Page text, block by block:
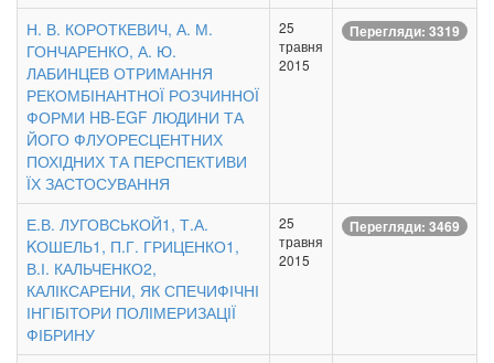
Н. В. КОРОТКЕВИЧ, А. М.
ГОНЧАРЕНКО, А. Ю.
ЛАБИНЦЕВ ОТРИМАННЯ
РЕКОМБІНАНТНОЇ РОЗЧИННОЇ
ФОРМИ HB-EGF ЛЮДИНИ ТА
ЙОГО ФЛУОРЕСЦЕНТНИХ
ПОХІДНИХ ТА ПЕРСПЕКТИВИ
ЇХ ЗАСТОСУВАННЯ
25
травня
2015
Перегляди: 3319
Е.В. ЛУГОВСЬКОЙ1, Т.А.
KОШЕЛЬ1, П.Г. ГРИЦЕНКО1,
В.І. КАЛЬЧЕНКО2,
КАЛІКСАРЕНИ, ЯК СПЕЧИФІЧНІ
ІНГІБІТОРИ ПОЛІМЕРИЗАЦІЇ
ФІБРИНУ
25
травня
2015
Перегляди: 3469